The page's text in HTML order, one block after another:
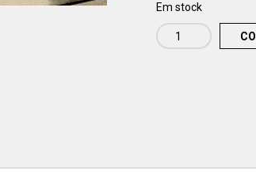
Em stock
Quantidade
(CD)